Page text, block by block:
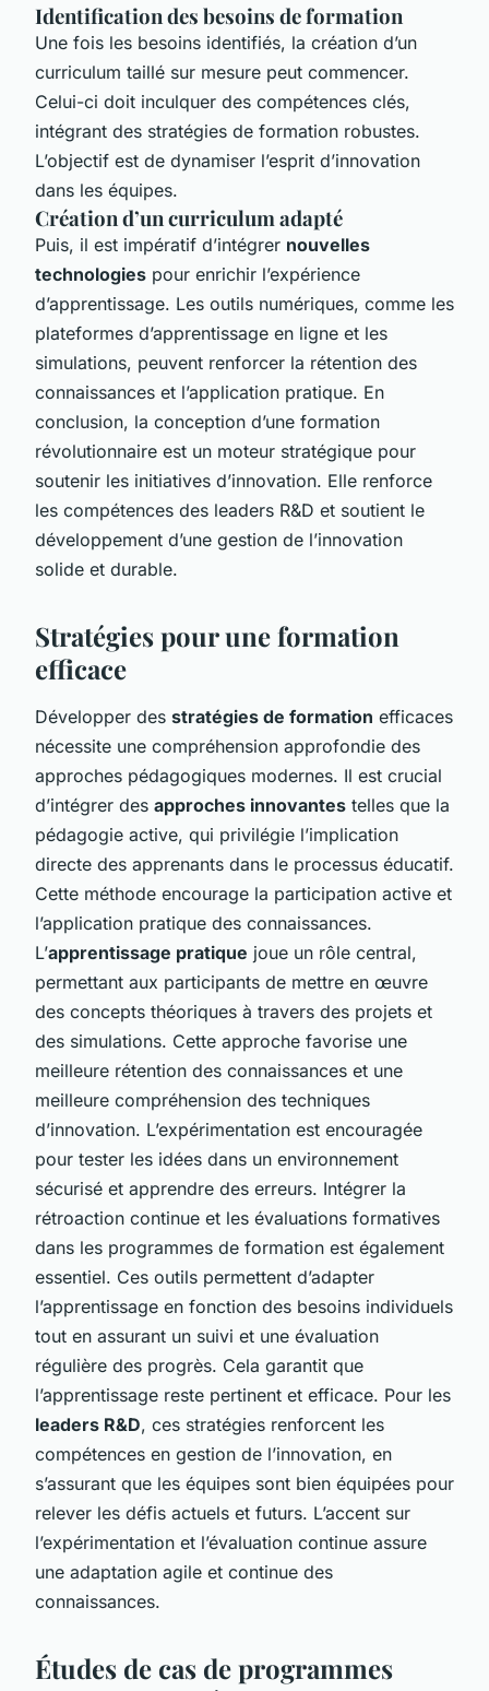
Identification des besoins de formation
Une fois les besoins identifiés, la création d’un
curriculum taillé sur mesure peut commencer.
Celui-ci doit inculquer des compétences clés,
intégrant des stratégies de formation robustes.
L’objectif est de dynamiser l’esprit d’innovation
dans les équipes.
Création d’un curriculum adapté
Puis, il est impératif d’intégrer nouvelles
technologies pour enrichir l’expérience
d’apprentissage. Les outils numériques, comme les
plateformes d’apprentissage en ligne et les
simulations, peuvent renforcer la rétention des
connaissances et l’application pratique. En
conclusion, la conception d’une formation
révolutionnaire est un moteur stratégique pour
soutenir les initiatives d’innovation. Elle renforce
les compétences des leaders R&D et soutient le
développement d’une gestion de l’innovation
solide et durable.
Stratégies pour une formation
efficace
Développer des stratégies de formation efficaces
nécessite une compréhension approfondie des
approches pédagogiques modernes. Il est crucial
d’intégrer des approches innovantes telles que la
pédagogie active, qui privilégie l’implication
directe des apprenants dans le processus éducatif.
Cette méthode encourage la participation active et
l’application pratique des connaissances.
L’apprentissage pratique joue un rôle central,
permettant aux participants de mettre en œuvre
des concepts théoriques à travers des projets et
des simulations. Cette approche favorise une
meilleure rétention des connaissances et une
meilleure compréhension des techniques
d’innovation. L’expérimentation est encouragée
pour tester les idées dans un environnement
sécurisé et apprendre des erreurs. Intégrer la
rétroaction continue et les évaluations formatives
dans les programmes de formation est également
essentiel. Ces outils permettent d’adapter
l’apprentissage en fonction des besoins individuels
tout en assurant un suivi et une évaluation
régulière des progrès. Cela garantit que
l’apprentissage reste pertinent et efficace. Pour les
leaders R&D, ces stratégies renforcent les
compétences en gestion de l’innovation, en
s’assurant que les équipes sont bien équipées pour
relever les défis actuels et futurs. L’accent sur
l’expérimentation et l’évaluation continue assure
une adaptation agile et continue des
connaissances.
Études de cas de programmes